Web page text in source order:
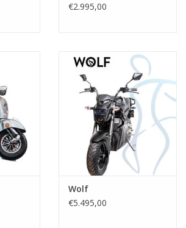
€2.995,00
Wolf
€5.495,00